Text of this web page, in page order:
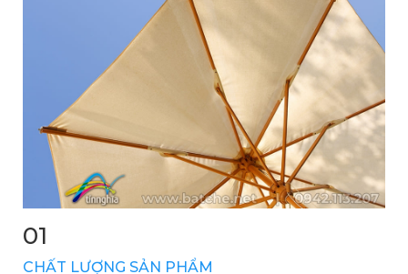
01
CHẤT LƯỢNG SẢN PHẨM